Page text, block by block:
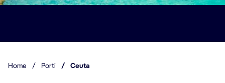
Home / Porti / Ceuta